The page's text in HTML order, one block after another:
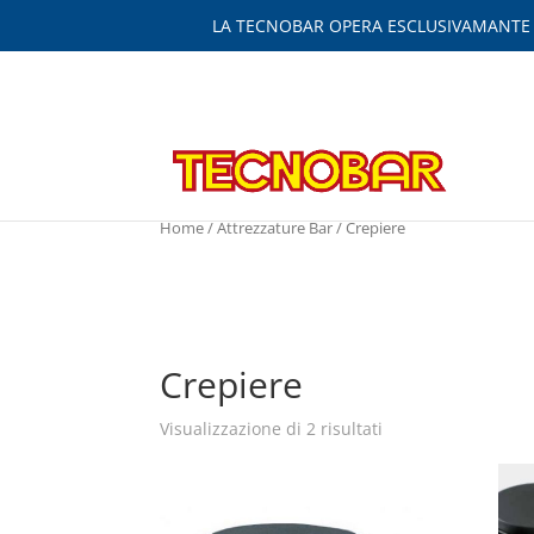
LA TECNOBAR OPERA
Home/Attrezzature Bar/ Crepiere
Crepiere
Visualizzazione di 2 risultati